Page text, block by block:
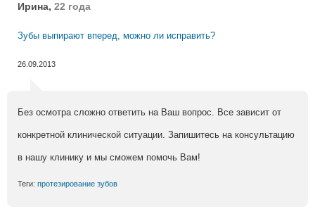
Ирина, 22 года
Зубы выпирают вперед, можно ли исправить?
26.09.2013
Без осмотра сложно ответить на Ваш вопрос. Все зависит от
конкретной клинической ситуации. Запишитесь на консультацию
в нашу клинику и мы сможем помочь Вам!
Теги: протезирование зубов